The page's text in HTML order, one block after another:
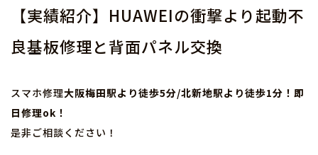
【実績紹介】HUAWEIの衝撃より起動不
良基板修理と背面パネル交換
スマホ修理大阪梅田駅より徒歩5分/北新地駅より徒歩1分！即
日修理ok！
是非ご相談ください！